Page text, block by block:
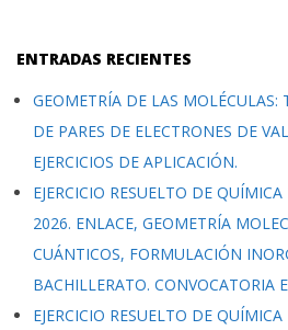
ENTRADAS RECIENTES
GEOMETRÍA DE LAS MOLÉCULAS:
DE PARES DE ELECTRONES DE
EJERCICIOS DE APLICACIÓN.
EJERCICIO RESUELTO DE
2026. ENLACE, GEOMETRÍA
CUÁNTICOS, FORMULACIÓN
BACHILLERATO. CONVOCATORIA
EJERCICIO RESUELTO DE